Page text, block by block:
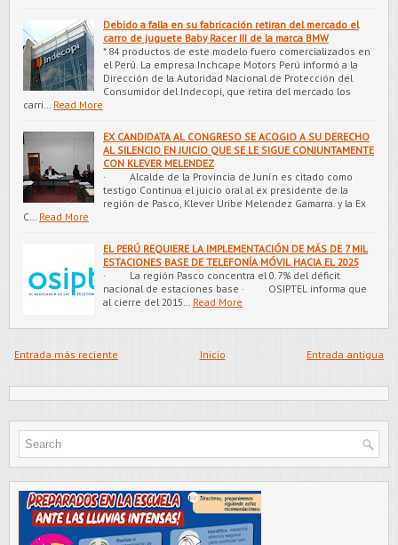
Debido a falla en su fabricación retiran del mercado el
carro de juguete Baby Racer III de la marca BMW
* 84 productos de este modelo fuero comercializados en
el Perú. La empresa Inchcape Motors Perú informó a la
Dirección de la Autoridad Nacional de Protección del
Consumidor del Indecopi, que retira del mercado los
carri…
Read More
EX CANDIDATA AL CONGRESO SE ACOGIO A SU DERECHO
AL SILENCIO EN JUICIO QUE SE LE SIGUE CONJUNTAMENTE
CON KLEVER MELENDEZ
· Alcalde de la Provincia de Junín es citado como
testigo Continua el juicio oral al ex presidente de la
región de Pasco, Klever Uribe Melendez Gamarra. y la Ex
C…
Read More
EL PERÚ REQUIERE LA IMPLEMENTACIÓN DE MÁS DE 7 MIL
ESTACIONES BASE DE TELEFONÍA MÓVIL HACIA EL 2025
· La región Pasco concentra el 0.7% del déficit
nacional de estaciones base · OSIPTEL informa que
al cierre del 2015…
Read More
Entrada más reciente Entrada antigua
Inicio